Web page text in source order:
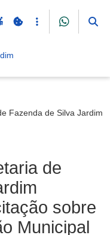
Fazenda de Silva Jardim
de
sobre
Municipal